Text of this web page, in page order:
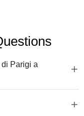
Parigi a